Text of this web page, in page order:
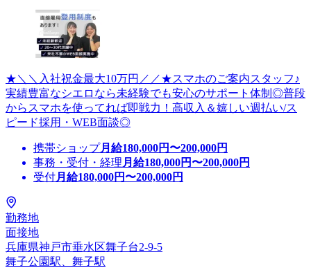
★＼＼入社祝金最大10万円／／★スマホのご案内スタッフ♪
実績豊富なシエロなら未経験でも安心のサポート体制◎普段
からスマホを使ってれば即戦力！高収入＆嬉しい週払い/ス
ピード採用・WEB面談◎
携帯ショップ月給180,000円〜200,000円
事務・受付・経理 月給180,000円〜200,000円
受付月給180,000円〜200,000円
勤務地
面接地
兵庫県神戸市垂水区舞子台2-9-5
舞子公園駅、舞子駅